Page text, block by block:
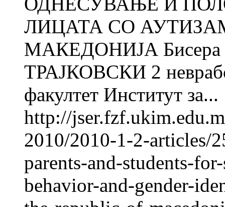
ЛИЦАТА СО
МАКЕДОНИЈА
ТРАЈКОВСКИ 2
факултет Институт за...
http://
2010/2010-1-2-articles/
parents-and-students-
behavior-and-gender-